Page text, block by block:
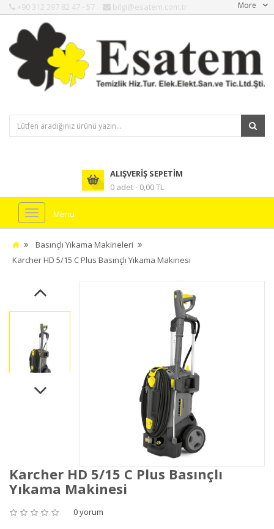
+90 312 397 82 47 - 57 bilgi@esatem.com.tr More
ALIŞVERIŞ SEPETIM
0 adet - 0,00 TL
Menü
Basınçlı Yıkama Makineleri
Karcher HD 5/15 C Plus Basınçlı Yıkama Makinesi
Karcher HD 5/15 C Plus Basınçlı
Yıkama Makinesi
0 yorum